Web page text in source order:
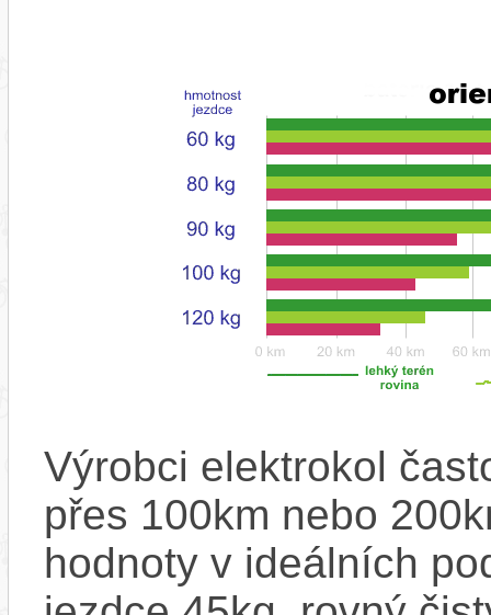
Výrobci elektrokol
přes 100km nebo
hodnoty v ideálních